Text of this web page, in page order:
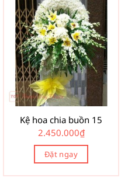
Kệ hoa chia buồn 15
2.450.000₫
Đặt ngay